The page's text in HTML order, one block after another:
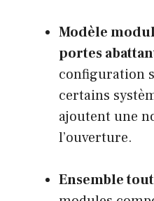
Modèle
portes
configuration
certains
ajoutent une
l’ouverture.
Ensemble